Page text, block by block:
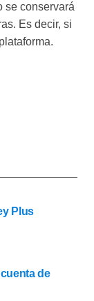
se conservará
Es decir, si
Plus
de